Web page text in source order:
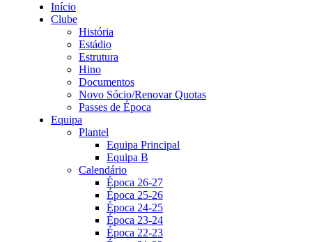
Início
Clube
História
Estádio
Estrutura
Hino
Documentos
Novo Sócio/Renovar Quotas
Passes de Época
Equipa
Plantel
Equipa Principal
Equipa B
Calendário
Época 26-27
Época 25-26
Época 24-25
Época 23-24
Época 22-23